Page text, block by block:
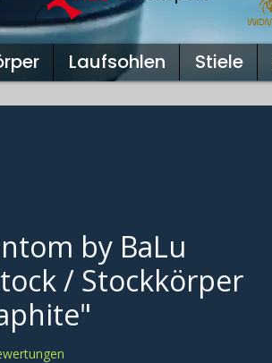
Laufsohlen Stiele
by BaLu
/ Stockkörper